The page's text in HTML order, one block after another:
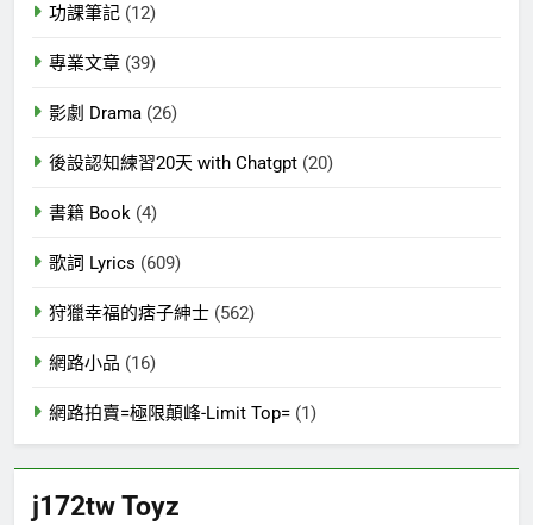
功課筆記 (12)
專業文章 (39)
影劇 Drama (26)
後設認知練習20天 with Chatgpt (20)
書籍 Book (4)
歌詞 Lyrics (609)
狩獵幸福的痞子紳士 (562)
網路小品 (16)
網路拍賣=極限顛峰-Limit Top= (1)
j172tw Toyz